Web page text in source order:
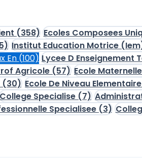
(358) Ecoles Composees
Institut Education Motrice
En (100) Lycee D Enseignement
Agricole (57) Ecole
(30) Ecole De Niveau
College Specialise (7)
Specialisee (3)